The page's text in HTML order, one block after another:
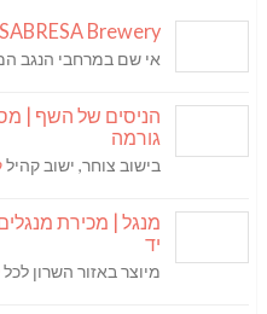
SABRESA Brewery מבשלת שיכר | מבשלת בירה
אי שם במרחבי הנגב
הניסים של השף |
גורמה
בישוב צוחר, ישוב קהיל
מנגל | מכירת
יד
מיוצר באזור השרון לכל